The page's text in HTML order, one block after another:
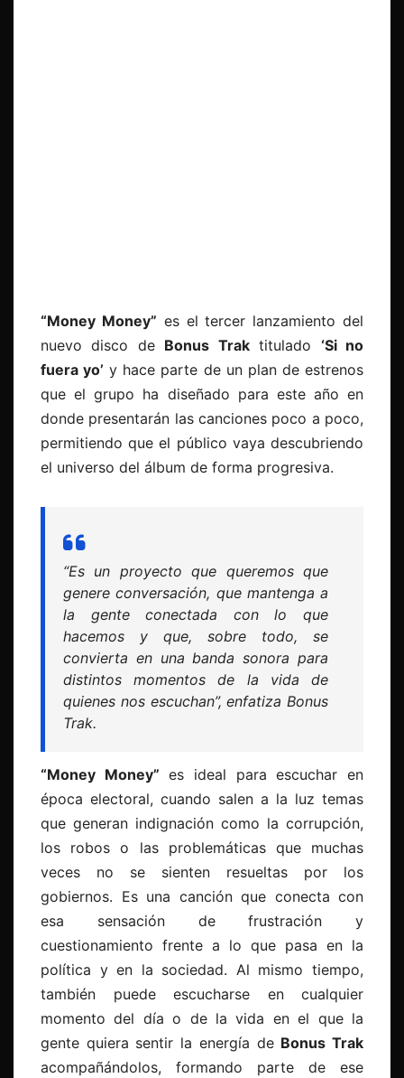
“Money Money” es el tercer lanzamiento del
nuevo disco de Bonus Traktitulado ‘Si no
fuera yo’ y hace parte de un plan de estrenos
que el grupo ha diseñado para este año en
donde presentarán las canciones poco a poco,
permitiendo que el público vaya descubriendo
el universo del álbum de forma progresiva.
“Es un proyecto que queremos que
genere conversación, que mantenga a
la gente conectada con lo que
hacemos y que, sobre todo, se
convierta en una banda sonora para
distintos momentos de la vida de
quienes nos escuchan”, enfatiza Bonus
Trak.
“Money Money” es ideal para escuchar en
época electoral, cuando salen a la luz temas
que generan indignación como la corrupción,
los robos o las problemáticas que muchas
veces no se sienten resueltas por los
gobiernos. Es una canción que conecta con
esa sensación de frustración y
cuestionamiento frente a lo que pasa en la
política y en la sociedad. Al mismo tiempo,
también puede escucharse en cualquier
momento del día o de la vida en el que la
gente quiera sentir la energía de Bonus Trak
acompañándolos, formando parte de ese